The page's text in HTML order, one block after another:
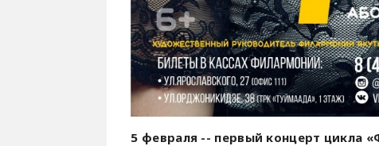
5 февраля -- первый концерт цикла